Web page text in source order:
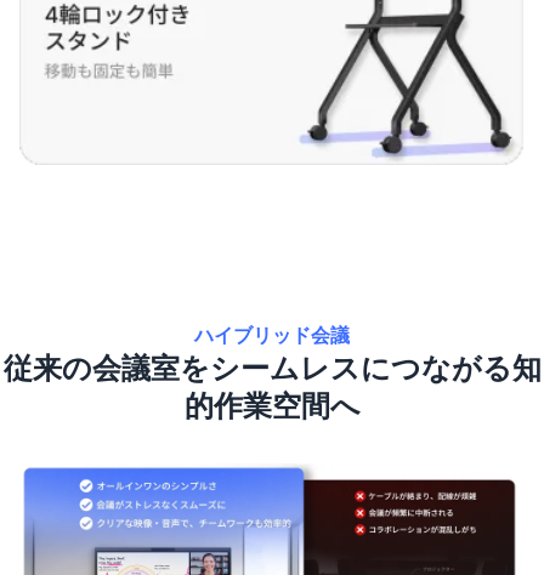
ハイブリッド会議
従来の会議室をシームレスにつながる知
的作業空間へ